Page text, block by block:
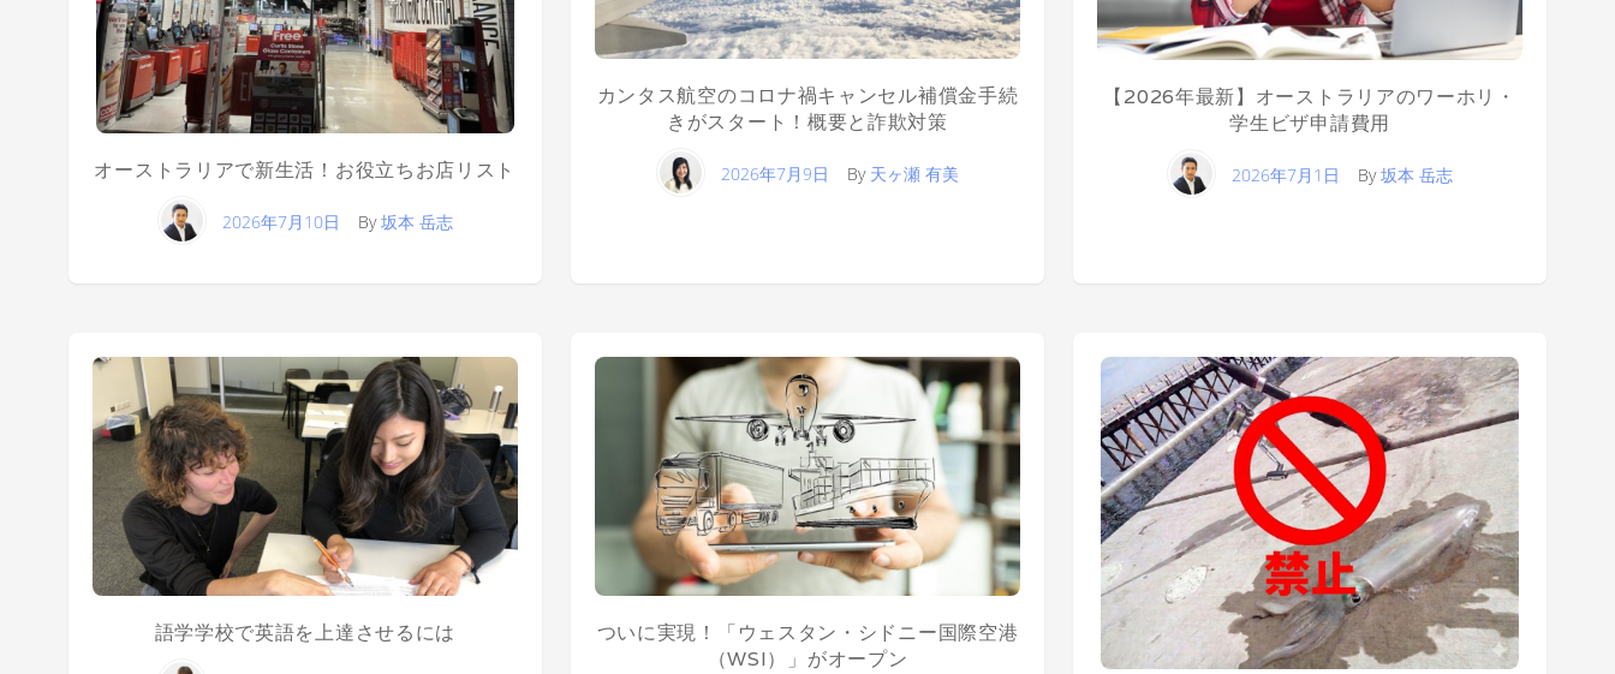
オーストラリアで新生活！お役立ちお店リスト
2026年7月10日 By坂本 岳志
カンタス航空のコロナ禍キャンセル補償金手続
きがスタート！概要と詐欺対策
2026年7月9日 By 天ヶ瀬 有美
【2026年最新】オーストラリアのワーホリ・
学生ビザ申請費用
2026年7月1日 By坂本 岳志
語学学校で英語を上達させるには
ついに実現！「ウェスタン・シドニー国際空港
（WSI）」がオープン